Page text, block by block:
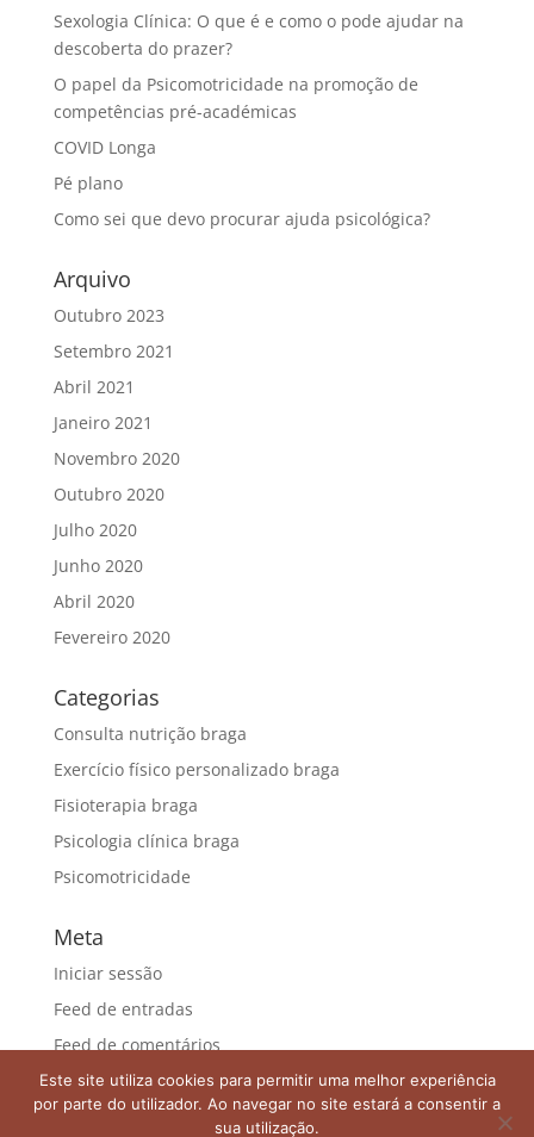
Sexologia Clínica: O que é e como o pode ajudar na
descoberta do prazer?
O papel da Psicomotricidade na promoção de
competências pré-académicas
COVID Longa
Pé plano
Como sei que devo procurar ajuda psicológica?
Arquivo
Outubro 2023
Setembro 2021
Abril 2021
Janeiro 2021
Novembro 2020
Outubro 2020
Julho 2020
Junho 2020
Abril 2020
Fevereiro 2020
Categorias
Consulta nutrição braga
Exercício físico personalizado braga
Fisioterapia braga
Psicologia clínica braga
Psicomotricidade
Meta
Iniciar sessão
Feed de entradas
Feed de comentários
WordPress.org
Este site utiliza cookies para permitir uma melhor experiência
por parte do utilizador. Ao navegar no site estará a consentir a
sua utilização.